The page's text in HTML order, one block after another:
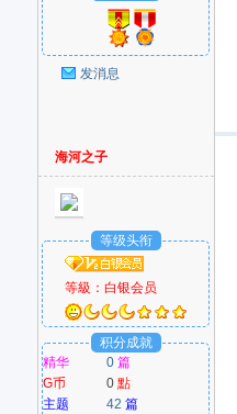
发消息
海河之子
等级头衔
等級：白银会员
积分成就
精华
0 篇
G币
0點
主题
42 篇